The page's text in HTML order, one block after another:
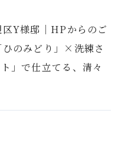
区Y様邸｜HPからのご
のみどり」×洗練さ
」で仕立てる、清々